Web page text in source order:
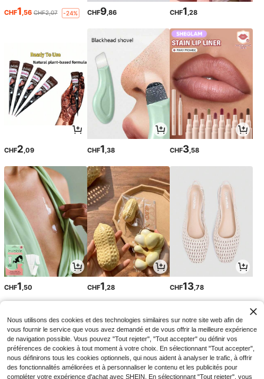
CHF1,56 CHF2,07 -24% CHF9,86 CHF1,28
CHF2 ,09 CHF1 ,38 CHF3 ,58
CHF1 ,50 CHF1 ,28 CHF13 ,78
Nous utilisons des cookies et des technologies similaires sur notre site web afin de
vous fournir le service que vous avez demandé et de vous offrir la meilleure expérience
de navigation possible. Vous pouvez "Tout rejeter", "Tout accepter" ou définir vos
préférences de cookies à tout moment à votre choix. En sélectionnant "Tout accepter",
nous définirons tous les cookies optionnels, qui nous aident à analyser le trafic, à offrir
des fonctionnalités améliorées et à personnaliser le contenu et les publicités pour
compléter votre expérience d'achat avec SHEIN. En sélectionnant "Tout rejeter", vous